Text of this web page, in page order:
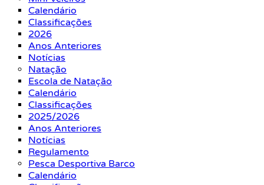
Calendário
Classificações
2026
Anos Anteriores
Notícias
Natação
Escola de Natação
Calendário
Classificações
2025/2026
Anos Anteriores
Notícias
Regulamento
Pesca Desportiva Barco
Calendário